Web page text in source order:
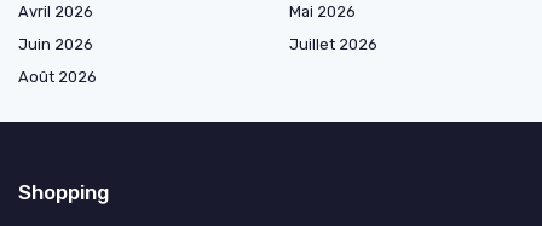
Avril 2026
Mai 2026
Juin 2026
Juillet 2026
Août 2026
Shopping